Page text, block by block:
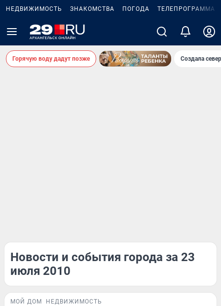
НЕДВИЖИМОСТЬ ЗНАКОМСТВА ПОГОДА ТЕЛЕПРОГРАММА
Горячую воду дадут позже Создала
Новости и события города за 23
июля 2010
МОЙ ДОМ НЕДВИЖИМОСТЬ